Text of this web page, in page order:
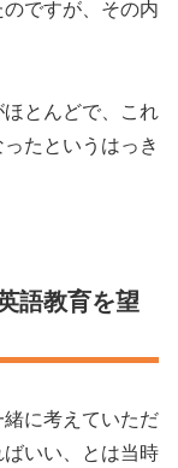
ですが、その内
とんどで、これ
たというはっき
語教育を望
に考えていただ
いい、とは当時